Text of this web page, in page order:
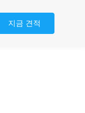
지금 견적